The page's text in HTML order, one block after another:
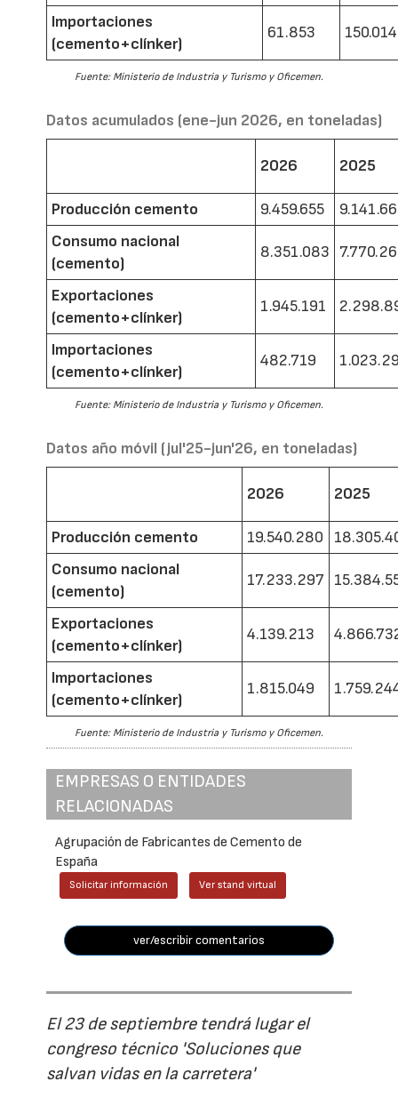
Importaciones
(cemento+clínker)
61.853 150.014
Fuente: Ministerio de Industria y Turismo y Oficemen.
Datos acumulados (ene-jun 2026, en toneladas)
2026 2025
Producción cemento 9.459.655
Consumo nacional
(cemento)
8.351.083
Exportaciones
(cemento+clínker)
1.945.191
Importaciones
(cemento+clínker)
482.719
Fuente: Ministerio de Industria y Turismo y Oficemen.
Datos año móvil (jul'25-jun'26, en toneladas)
2026 2025
Producción cemento 19.540.280
Consumo nacional
(cemento)
17.233.297
Exportaciones
(cemento+clínker)
4.139.213
Importaciones
(cemento+clínker)
1.815.049
Fuente: Ministerio de Industria y Turismo y Oficemen.
EMPRESAS O ENTIDADES
RELACIONADAS
Agrupación de Fabricantes de Cemento de
España
Solicitar información Ver stand virtual
ver/escribir comentarios
El 23 de septiembre tendrá lugar el
congreso técnico 'Soluciones que
salvan vidas en la carretera'